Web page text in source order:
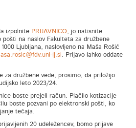
izpolnite PRIJAVNICO, jo natisnite
pošti na naslov Fakulteta za družbene
Ljubljana, naslovljeno na Maša Rošić
lj.si. Prijavo lahko oddate
za družbene vede, prosimo, da priložijo
leto 2023/24.
boste prejeli račun. Plačilo kotizacije
boste pozvani po elektronski pošti, ko
tečaja.
20 udeležencev, bomo prijave